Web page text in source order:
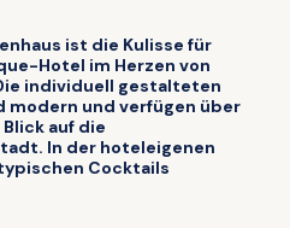
ist die Kulisse für
Hotel im Herzen von
individuell gestalteten
modern und verfügen über
auf die
In der hoteleigenen
Cocktails